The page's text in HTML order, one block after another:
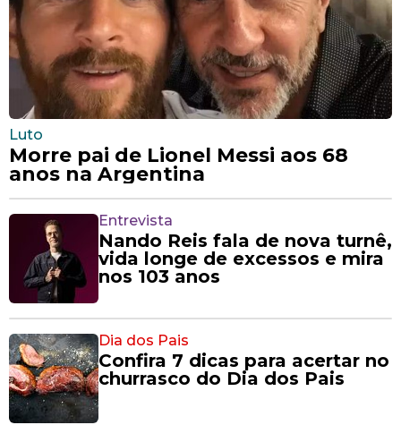
Luto
Morre pai de Lionel Messi aos 68
anos na Argentina
Entrevista
Nando Reis fala de nova turnê,
vida longe de excessos e mira
nos 103 anos
Dia dos Pais
Confira 7 dicas para acertar no
churrasco do Dia dos Pais